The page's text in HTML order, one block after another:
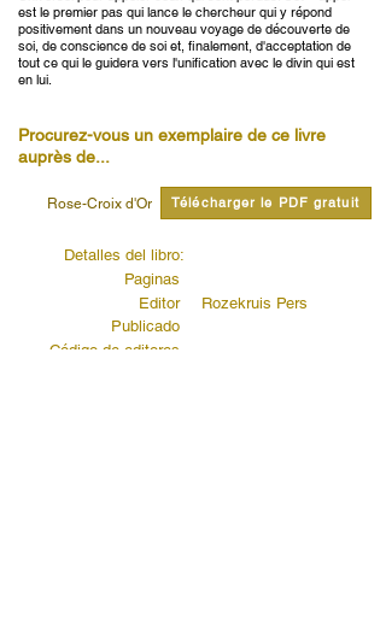
est le premier pas qui lance le chercheur qui y répond
positivement dans un nouveau voyage de découverte de
soi, de conscience de soi et, finalement, d'acceptation de
tout ce qui le guidera vers l'unification avec le divin qui est
en lui.
Procurez-vous un exemplaire de ce livre
auprès de...
Rose-Croix d'Or Télécharger le PDF gratuit
Detalles del libro:
Paginas
Editor
Publicado
Código de editores
Rozekruis Pers